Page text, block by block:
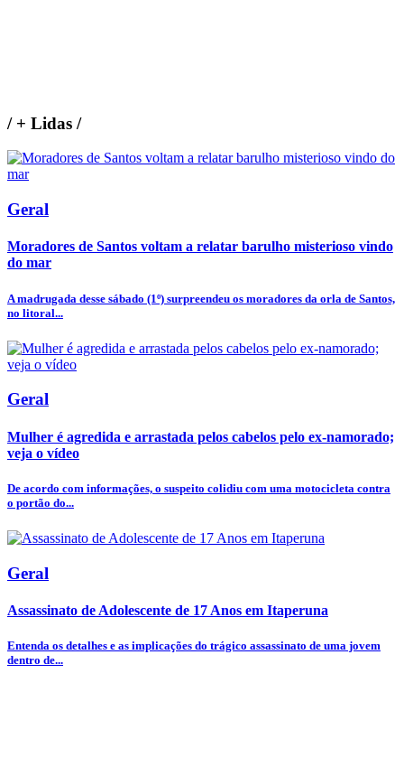
/+ Lidas /
Geral
Moradores de Santos voltam a relatar barulho misterioso vindo
do mar
A madrugada desse sábado (1º) surpreendeu os moradores da orla de Santos,
no litoral...
Geral
Mulher é agredida e arrastada pelos cabelos pelo ex-namorado;
veja o vídeo
De acordo com informações, o suspeito colidiu com uma motocicleta contra
o portão do...
Geral
Assassinato de Adolescente de 17 Anos em Itaperuna
Entenda os detalhes e as implicações do trágico assassinato de uma jovem
dentro de...